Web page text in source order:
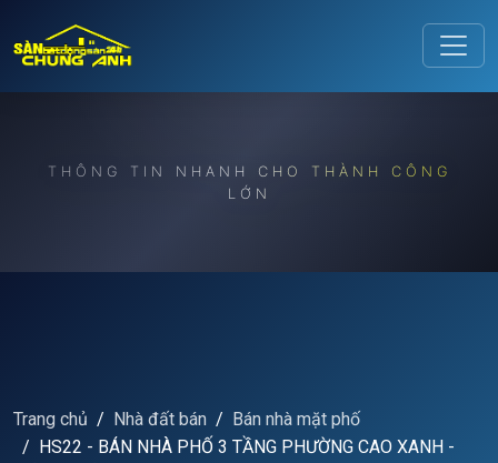
THÔNG TIN NHANH CHO THÀNH CÔNG
LỚN
Trang chủ Nhà đất bán
Bán nhà mặt phố
HS22 - BÁN NHÀ PHỐ 3 TẦNG PHƯỜNG CAO XANH -